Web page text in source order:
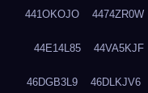
441OKOJO 4474ZR0W
44E14L85 44VA5KJF
46DGB3L9 46DLKJV6